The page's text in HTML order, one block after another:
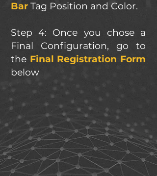
Bar Tag Position and Color.
Step 4: Once you chose a
Final Configuration, go to
the Final Registration Form
below